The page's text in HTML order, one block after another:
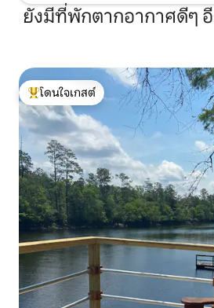
ยังมีที่พักตากอากาศดีๆ
โดนใจเกสต์ที่สุด
โดนใจเกสต์